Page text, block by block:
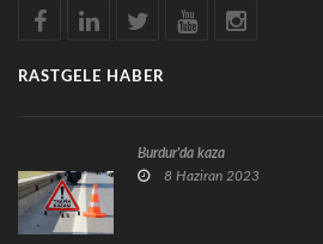
RASTGELE HABER
Burdur'da kaza
8 Haziran 2023